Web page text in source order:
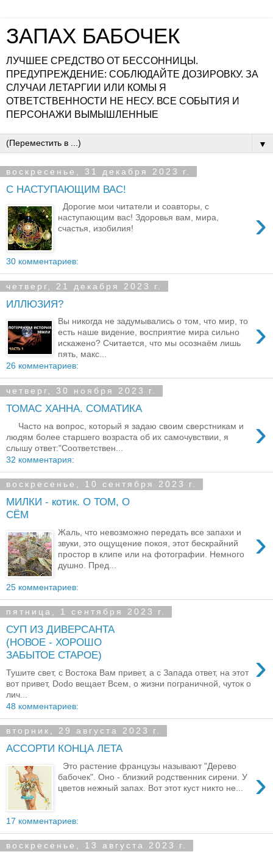
ЗАПАХ БАБОЧЕК
ЛУЧШЕЕ СРЕДСТВО ОТ БЕССОННИЦЫ.
ПРЕДУПРЕЖДЕНИЕ: СОБЛЮДАЙТЕ ДОЗИРОВКУ. ЗА
СЛУЧАИ ЛЕТАРГИИ ИЛИ КОМЫ Я
ОТВЕТСТВЕННОСТИ НЕ НЕСУ. ВСЕ СОБЫТИЯ И
ПЕРСОНАЖИ ВЫМЫШЛЕННЫЕ
▼
воскресенье, 31 декабря 2023 г.
С НАСТУПАЮЩИМ ВАС!
›
Дорогие мои читатели и соавторы, с
наступающим вас! Здоровья вам, мира,
счастья, изобилия!
30 комментариев:
четверг, 21 декабря 2023 г.
ИЛЛЮЗИЯ?
›
Вы никогда не задумывались о том, что мир, то
есть наше видение, восприятие мира сильно
искажено? Считается, что мы осознаём лишь
пять, макс...
26 комментариев:
четверг, 30 ноября 2023 г.
ТОМАС ХАННА. СОМАТИКА
›
Часто на вопрос, который я задаю своим сверстникам и
людям более старшего возраста об их самочувствии, я
слышу ответ:"Соответствен...
32 комментария:
воскресенье, 10 сентября 2023 г.
МИЛКИ - котик. О ТОМ, О
СЁМ
›
Жаль, что невозможно передать все запахи и
звуки, это ощущение покоя, этот бескрайний
простор в клипе или на фотографии. Немного
душно. Пред...
25 комментариев:
пятница, 1 сентября 2023 г.
СУП ИЗ ДИВЕРСАНТА
(НОВОЕ - ХОРОШО
ЗАБЫТОЕ СТАРОЕ)
›
Тушите свет, с Востока Вам привет, а с Запада ответ, на этот
вот привет, Dodo вещает Всем, о жизни пограничной, чуток о
лич...
48 комментариев:
вторник, 29 августа 2023 г.
АССОРТИ КОНЦА ЛЕТА
›
Это растение французы называют "Дерево
бабочек". Оно - близкий родственник сирени. У
цветов нежный запах. Вот этот куст никто не...
17 комментариев:
воскресенье, 13 августа 2023 г.